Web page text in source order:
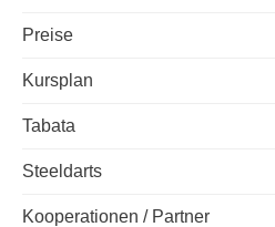
Preise
Kursplan
Tabata
Steeldarts
Kooperationen / Partner